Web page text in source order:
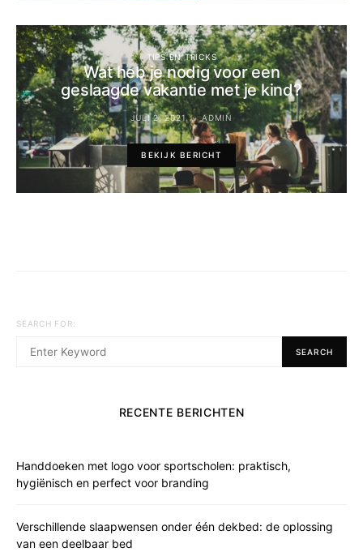
TIPS EN TRICKS
Wat heb je nodig voor een
geslaagde vakantie met je kind?
JULI 2, 2021 ADMIN
BEKIJK BERICHT
SEARCH FOR:
SEARCH
RECENTE BERICHTEN
Handdoeken met logo voor sportscholen: praktisch,
hygiënisch en perfect voor branding
Verschillende slaapwensen onder één dekbed: de oplossing
van een deelbaar bed